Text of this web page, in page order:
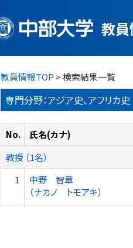
教
教員情報TOP > 検索結果一覧
専門分野：アジア史、アフリカ史
No. 氏名(カナ)
教授 （1名）
1
中野 智章
（ナカノ トモアキ）